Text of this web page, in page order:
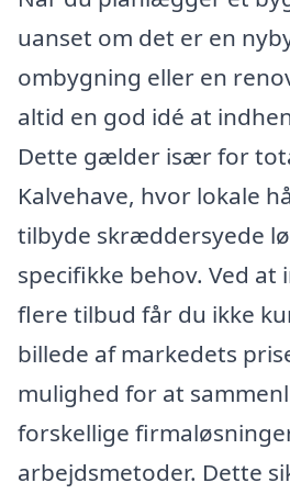
uanset om det er en
ombygning eller en
altid en god idé at
Dette gælder især for
Kalvehave, hvor lokale
tilbyde skræddersyede
specifikke behov. Ved
flere tilbud får du ikke
billede af markedets
mulighed for at
forskellige
arbejdsmetoder. Dette